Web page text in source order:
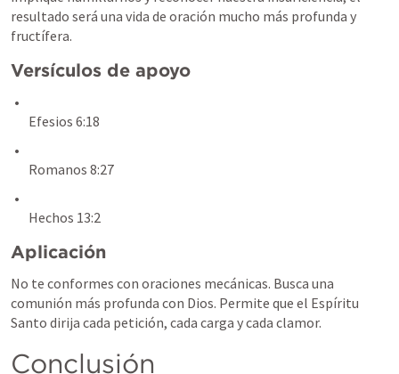
resultado será una vida de oración mucho más profunda y
fructífera.
Versículos de apoyo
Efesios 6:18
Romanos 8:27
Hechos 13:2
Aplicación
No te conformes con oraciones mecánicas. Busca una
comunión más profunda con Dios. Permite que el Espíritu
Santo dirija cada petición, cada carga y cada clamor.
Conclusión